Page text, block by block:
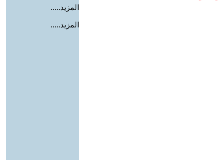
المزيد.....
المزيد.....